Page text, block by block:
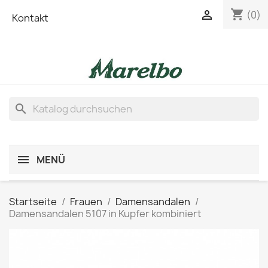
Kontakt shopping_cart (0)

search
MENÜ
Startseite Frauen
Damensandalen
Damensandalen 5107 in Kupfer kombiniert